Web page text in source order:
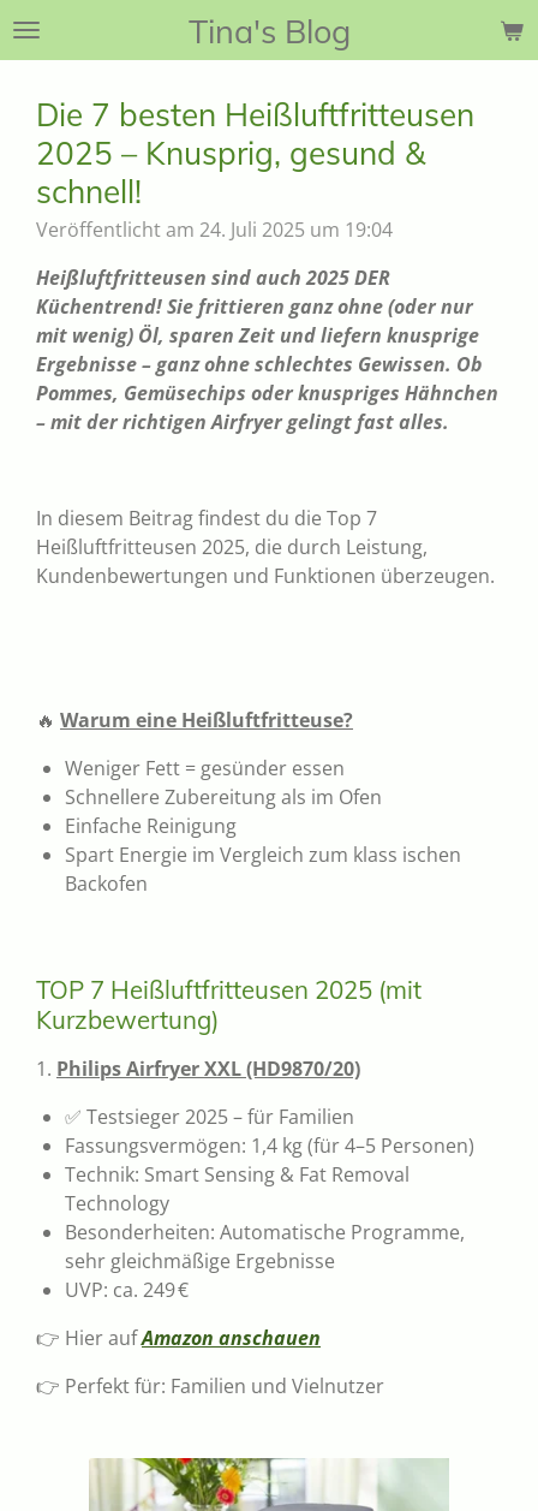
Zum
Tina's Blog
Die 7 besten Heißluftfritteusen
2025 – Knusprig, gesund &
schnell!
Veröffentlicht am 24. Juli 2025 um 19:04
Heißluftfritteusen sind auch 2025 DER
Küchentrend! Sie frittieren ganz ohne (oder nur
mit wenig) Öl, sparen Zeit und liefern knusprige
Ergebnisse – ganz ohne schlechtes Gewissen. Ob
Pommes, Gemüsechips oder knuspriges Hähnchen
– mit der richtigen Airfryer gelingt fast alles.
In diesem Beitrag findest du die Top 7
Heißluftfritteusen 2025, die durch Leistung,
Kundenbewertungen und Funktionen überzeugen.
🔥 Warum eine Heißluftfritteuse?
Weniger Fett = gesünder essen
Schnellere Zubereitung als im Ofen
Einfache Reinigung
Spart Energie im Vergleich zum klass ischen
Backofen
TOP 7 Heißluftfritteusen 2025 (mit
Kurzbewertung)
1. Philips Airfryer XXL (HD9870/20)
✅ Testsieger 2025 – für Familien
Fassungsvermögen: 1,4 kg (für 4–5 Personen)
Technik: Smart Sensing & Fat Removal
Technology
Besonderheiten: Automatische Programme,
sehr gleichmäßige Ergebnisse
UVP: ca. 249 €
👉 Hier aufAmazon anschauen
👉 Perfekt für: Familien und Vielnutzer